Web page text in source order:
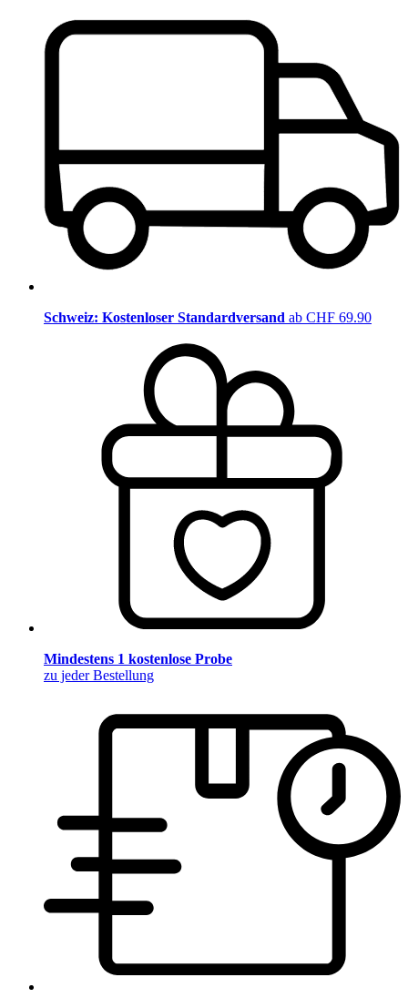
Schweiz: Kostenloser Standardversand ab CHF 69.90
Mindestens 1 kostenlose Probe
zu jeder Bestellung